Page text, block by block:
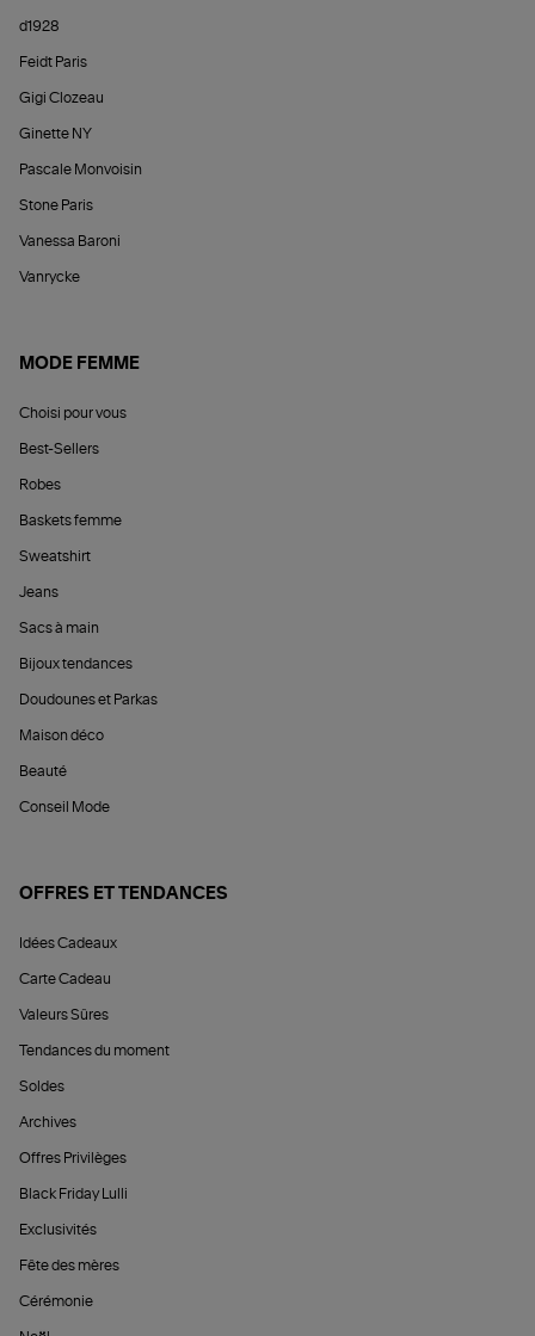
d1928
Feidt Paris
Gigi Clozeau
Ginette NY
Pascale Monvoisin
Stone Paris
Vanessa Baroni
Vanrycke
MODE FEMME
Choisi pour vous
Best-Sellers
Robes
Baskets femme
Sweatshirt
Jeans
Sacs à main
Bijoux tendances
Doudounes et Parkas
Maison déco
Beauté
Conseil Mode
OFFRES ET TENDANCES
Idées Cadeaux
Carte Cadeau
Valeurs Sûres
Tendances du moment
Soldes
Archives
Offres Privilèges
Black Friday Lulli
Exclusivités
Fête des mères
Cérémonie